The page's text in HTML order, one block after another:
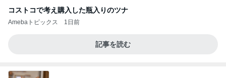
コストコで考え購入した瓶入りのツナ
Amebaトピックス 1日前
記事を読む